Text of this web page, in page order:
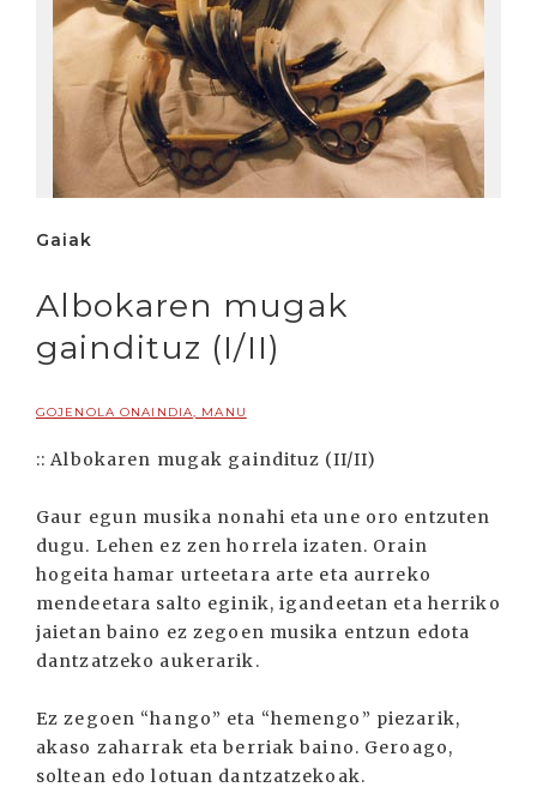
Gaiak
Albokaren mugak
gaindituz (I/II)
GOJENOLA ONAINDIA, MANU
:: Albokaren mugak gaindituz (II/II)
Gaur egun musika nonahi eta une oro entzuten
dugu. Lehen ez zen horrela izaten. Orain
hogeita hamar urteetara arte eta aurreko
mendeetara salto eginik, igandeetan eta herriko
jaietan baino ez zegoen musika entzun edota
dantzatzeko aukerarik.
Ez zegoen “hango” eta “hemengo” piezarik,
akaso zaharrak eta berriak baino. Geroago,
soltean edo lotuan dantzatzekoak.